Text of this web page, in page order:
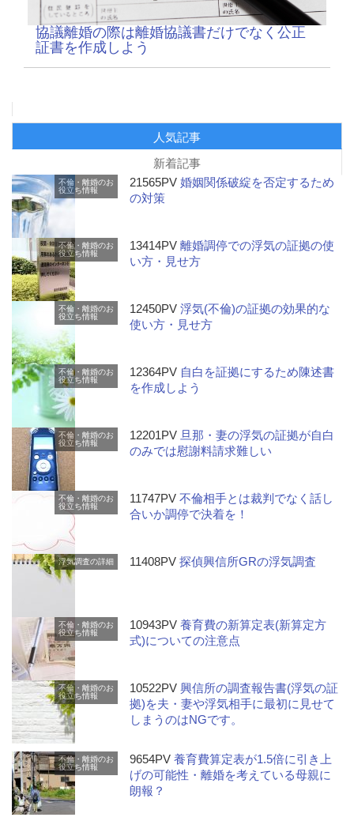
協議離婚の際は離婚協議書だけでなく公正
証書を作成しよう
人気記事
新着記事
不倫・離婚のお
役立ち情報
21565PV婚姻関係破綻を否定するため
の対策
不倫・離婚のお
役立ち情報
13414PV離婚調停での浮気の証拠の使
い方・見せ方
不倫・離婚のお
役立ち情報
12450PV浮気(不倫)の証拠の効果的な
使い方・見せ方
不倫・離婚のお
役立ち情報
12364PV 自白を証拠にするため陳述書
を作成しよう
不倫・離婚のお
役立ち情報
12201PV 旦那・妻の浮気の証拠が自白
のみでは慰謝料請求難しい
不倫・離婚のお
役立ち情報
11747PV不倫相手とは裁判でなく話し
合いか調停で決着を！
浮気調査の詳細 11408PV探偵興信所GRの浮気調査
不倫・離婚のお
役立ち情報
10943PV養育費の新算定表(新算定方
式)についての注意点
不倫・離婚のお
役立ち情報
10522PV興信所の調査報告書(浮気の証
拠)を夫・妻や浮気相手に最初に見せて
しまうのはNGです。
不倫・離婚のお
役立ち情報
9654PV養育費算定表が1.5倍に引き上
げの可能性・離婚を考えている母親に
朗報？